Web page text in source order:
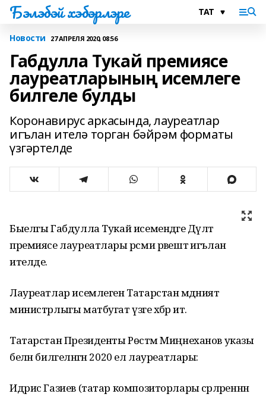
Бэлэбэй хэбэрлэре
Новости 27 АПРЕЛЯ 2020, 08:56
Габдулла Тукай премиясе
лауреатларының исемлеге
билгеле булды
Коронавирус аркасында, лауреатлар
игълан ителә торган бәйрәм форматы
үзгәртелде
Быелгы Габдулла Тукай исемендәге Дәүләт
премиясе лауреатлары рәсми рәвештә игълан
ителде.
Лауреатлар исемлеген Татарстан мәдәният
министрлыгы матбугат үзәге хәбәр итә.
Татарстан Президенты Рөстәм Миңнеханов указы
белән билгеләнгән 2020 ел лауреатлары:
Идрис Газиев (татар композиторлары әсәрләреннән